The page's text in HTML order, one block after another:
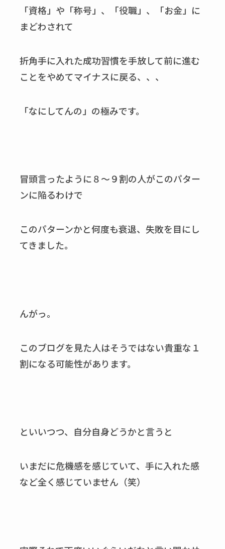
「資格」や「称号」、「役職」、「お金」に
まどわされて
折角手に入れた成功習慣を手放して前に進む
ことをやめてマイナスに戻る、、、
「なにしてんの」の極みです。
冒頭言ったように８～９割の人がこのパター
ンに陥るわけで
このパターンかと何度も衰退、失敗を目にし
てきました。
んがっ。
このブログを見た人はそうではない貴重な１
割になる可能性があります。
といいつつ、自分自身どうかと言うと
いまだに危機感を感じていて、手に入れた感
など全く感じていません（笑）